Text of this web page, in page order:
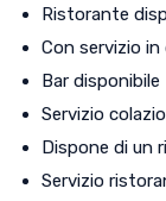
Ristorante
Con servizio in
Bar disponibile
Servizio
Dispone di un
Servizio